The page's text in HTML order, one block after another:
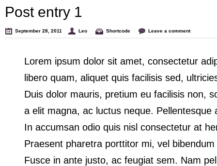
Post entry 1
September 28, 2011 Leo Shortcode Leave a comment
Lorem ipsum dolor sit amet, consectetur
libero quam, aliquet quis facilisis sed,
Duis dolor mauris, pretium eu facilisis non,
a elit magna, ac luctus neque. Pellentesque
In accumsan odio quis nisl consectetur at
Praesent pharetra porttitor mi, vel
Fusce in ante justo, ac feugiat sem. Nam